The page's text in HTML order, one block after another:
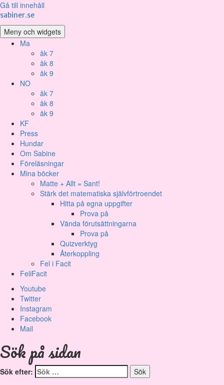
Gå till innehåll
sabiner.se
Meny och widgets
Ma
åk 7
åk 8
åk 9
NO
åk 7
åk 8
åk 9
KF
Press
Hundar
Om Sabine
Föreläsningar
Mina böcker
Matte + Allt = Sant!
Stärk det matematiska självförtroendet
Hitta på egna uppgifter
Prova på
Vända förutsättningarna
Prova på
Quizverktyg
Återkoppling
Fel i Facit
FeliFacit
Youtube
Twitter
Instagram
Facebook
Mail
Sök på sidan
Sök efter: